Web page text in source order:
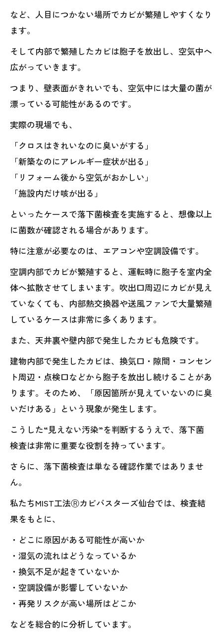
など、人目につかない場所でカビが繁殖しやすくなり
ます。
そして内部で繁殖したカビは胞子を放出し、空気中へ
広がっていきます。
つまり、壁表面がきれいでも、空気中には大量の菌が
漂っている可能性があるのです。
実際の現場でも、
「クロスはきれいなのに臭いがする」
「新築なのにアレルギー症状が出る」
「リフォーム後から空気がおかしい」
「施設内だけ咳が出る」
といったケースで落下菌検査を実施すると、想像以上
に菌数が確認される場合があります。
特に注意が必要なのは、エアコンや空調設備です。
空調内部でカビが繁殖すると、運転時に胞子を室内全
体へ拡散させてしまいます。吹出口周辺にカビが見え
ていなくても、内部熱交換器や送風ファンで大量繁殖
しているケースは非常に多くあります。
また、天井裏や壁内部で発生したカビも危険です。
建物内部で発生したカビは、換気口・隙間・コンセン
ト周辺・点検口などから胞子を放出し続けることがあ
ります。そのため、「原因箇所が見えていないのに臭
いだけある」という現象が発生します。
こうした“見えない汚染”を判断するうえで、落下菌
検査は非常に重要な役割を持っています。
さらに、落下菌検査は単なる確認作業ではありませ
ん。
私たちMIST工法Ⓡカビバスターズ仙台では、検査結
果をもとに、
・どこに原因がある可能性が高いか
・湿気の流れはどうなっているか
・換気不足が起きていないか
・空調設備が影響していないか
・再発リスクが高い場所はどこか
などを総合的に分析しています。